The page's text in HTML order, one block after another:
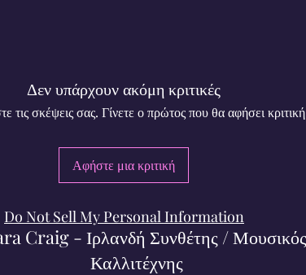
Δεν υπάρχουν ακόμη κριτικές
τις σκέψεις σας. Γίνετε ο πρώτος που θα αφήσει
Αφήστε μια κριτική
Craig - Ιρλανδή Συνθέτης /
Καλλιτέχνης
Do Not Sell My Personal Information